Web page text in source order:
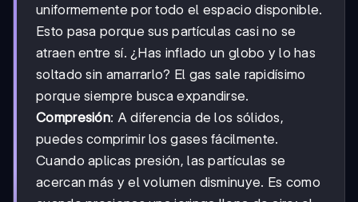
uniformemente por todo el espacio disponible.
Esto pasa porque sus partículas casi no se
atraen entre sí. ¿Has inflado un globo y lo has
soltado sin amarrarlo? El gas sale rapidísimo
porque siempre busca expandirse.
Compresión: A diferencia de los sólidos,
puedes comprimir los gases fácilmente.
Cuando aplicas presión, las partículas se
acercan más y el volumen disminuye. Es como